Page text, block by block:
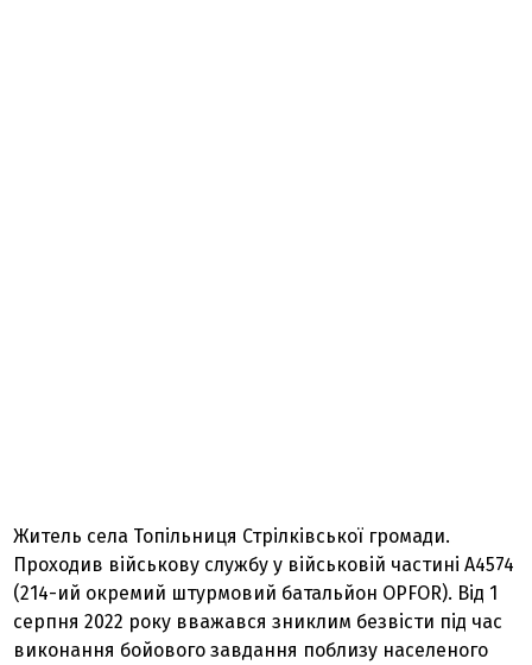
Житель села Топільниця Стрілківської громади.
Проходив військову службу у військовій частині А4574
(214-ий окремий штурмовий батальйон OPFOR). Від 1
серпня 2022 року вважався зниклим безвісти під час
виконання бойового завдання поблизу населеного